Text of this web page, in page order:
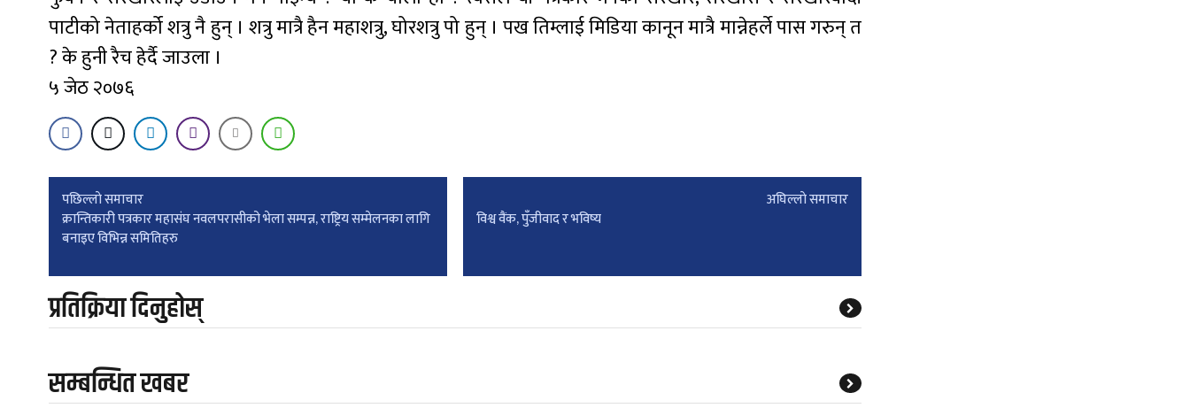
पाटीको नेताहर्को शत्रु नै हुन् । शत्रु मात्रै हैन महाशत्रु, घोरशत्रु पो हुन् । पख तिम्लाई मिडिया कानून मात्रै मान्नेहर्ले पास गरुन् त
? के हुनी रैच हेर्दै जाउला ।
५ जेठ २०७६
Post
navigation
पछिल्लाे समाचार
क्रान्तिकारी पत्रकार महासंघ नवलपरासीको भेला सम्पन्न, राष्ट्रिय सम्मेलनका लागि
बनाइए विभिन्न समितिहरु
अघिल्लाे समाचार
विश्व वैंक, पुँजीवाद र भविष्य
प्रतिक्रिया दिनुहोस्
सम्बन्धित खबर